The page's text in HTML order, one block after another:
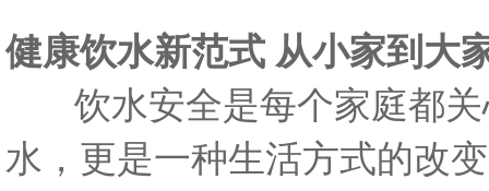
健康饮水新范式 从小家到大
饮水安全是每个家庭都关
水，更是一种生活方式的改